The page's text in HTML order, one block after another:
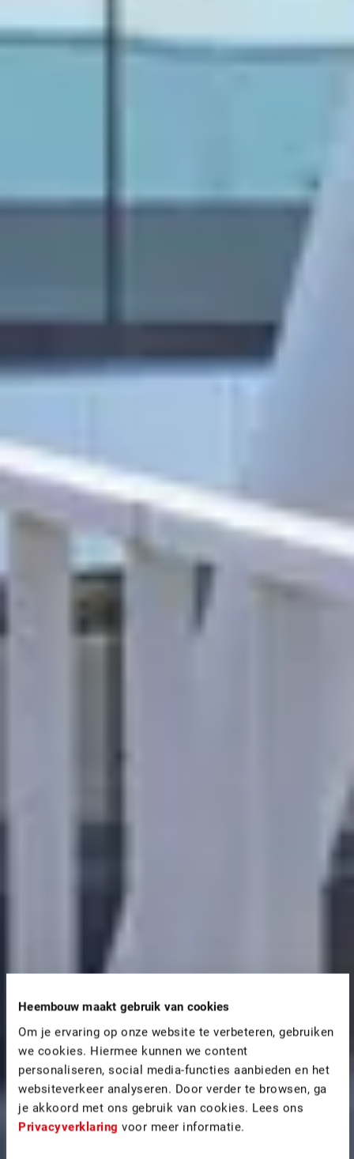
Heembouw maakt gebruik van cookies
Om je ervaring op onze website te verbeteren, gebruiken
we cookies. Hiermee kunnen we content
personaliseren, social media-functies aanbieden en het
websiteverkeer analyseren. Door verder te browsen, ga
je akkoord met ons gebruik van cookies. Lees ons
Privacyverklaring voor meer informatie.